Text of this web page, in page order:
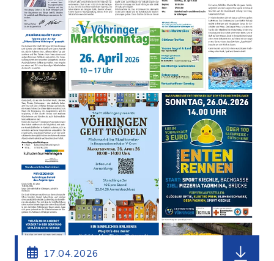
17.04.2026